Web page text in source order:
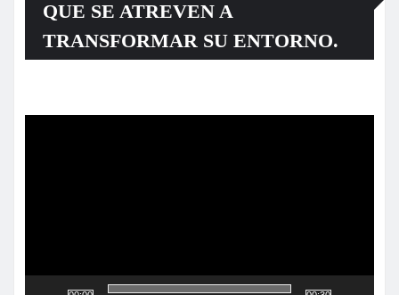
QUE SE ATREVEN A
TRANSFORMAR SU ENTORNO.